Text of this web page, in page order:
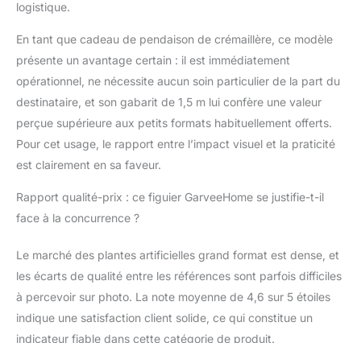
logistique.
En tant que cadeau de pendaison de crémaillère, ce modèle
présente un avantage certain : il est immédiatement
opérationnel, ne nécessite aucun soin particulier de la part du
destinataire, et son gabarit de 1,5 m lui confère une valeur
perçue supérieure aux petits formats habituellement offerts.
Pour cet usage, le rapport entre l’impact visuel et la praticité
est clairement en sa faveur.
Rapport qualité-prix : ce figuier GarveeHome se justifie-t-il
face à la concurrence ?
Le marché des plantes artificielles grand format est dense, et
les écarts de qualité entre les références sont parfois difficiles
à percevoir sur photo. La note moyenne de 4,6 sur 5 étoiles
indique une satisfaction client solide, ce qui constitue un
indicateur fiable dans cette catégorie de produit.